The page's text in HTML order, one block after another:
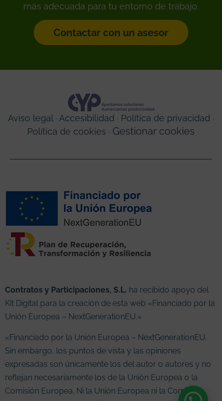
más adecuada para tu entorno de trabajo.
Contactar con un asesor
Aviso legal · Accesibilidad · Política de privacidad ·
Política de cookies · Gestionar cookies
Contratos y Participaciones, S.L. ha recibido apoyo del
Kit Digital para la creación de esta web «Financiado por la
Unión Europea – NextGenerationEU.»
«Financiado por la Unión Europea – NextGenerationEU.
Sin embargo, los puntos de vista y las opiniones
expresadas son únicamente los del autor o autores y no
reflejan necesariamente los de la Unión Europea o la
Comisión Europea. Ni la Unión Europea ni la Comisión